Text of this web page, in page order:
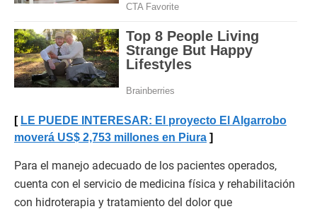
LE PUEDE INTERESAR: El proyecto El Algarrobo
moverá US$ 2,753 millones en Piura
Para el manejo adecuado de los pacientes operados,
cuenta con el servicio de medicina física y rehabilitación
con hidroterapia y tratamiento del dolor que